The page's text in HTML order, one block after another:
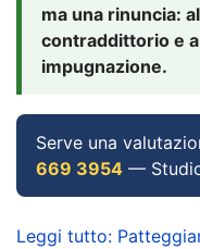
ma una rinuncia:
contraddittorio e
impugnazione.
Serve una
669 3954 —
Leggi tutto: